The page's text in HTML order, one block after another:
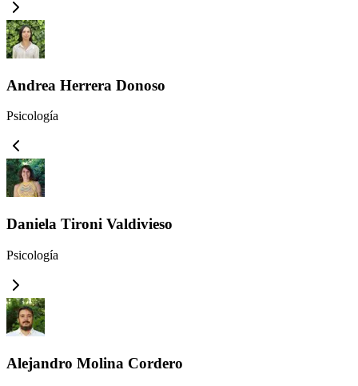
Andrea Herrera Donoso
Psicología
Daniela Tironi Valdivieso
Psicología
Alejandro Molina Cordero